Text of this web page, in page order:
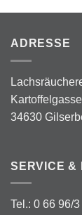
ADRESSE
34630
SERVICE &
Tel.: 0 66 96/3